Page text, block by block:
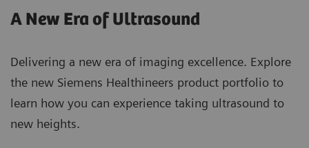
A New Era of Ultrasound
Delivering a new era of imaging excellence. Explore
the new Siemens Healthineers product portfolio to
learn how you can experience taking ultrasound to
new heights.